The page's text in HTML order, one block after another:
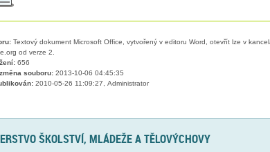
Textový dokument Microsoft Office, vytvořený v editoru Word, otevřít lze v
od verze 2.
656
souboru: 2013-10-06 04:45:35
2010-05-26 11:09:27, Administrator
ŠKOLSTVÍ, MLÁDEŽE A TĚLOVÝCHOVY